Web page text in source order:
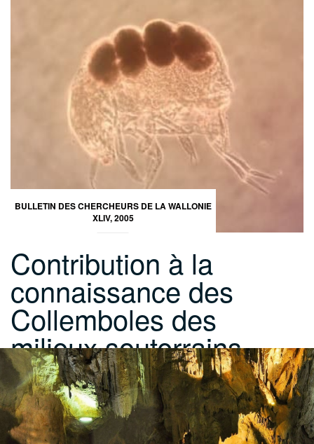
BULLETIN DES CHERCHEURS DE LA WALLONIE
XLIV, 2005
Contribution à la
connaissance des
Collemboles des
milieux souterrains…